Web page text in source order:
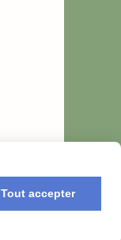
Tout accepter